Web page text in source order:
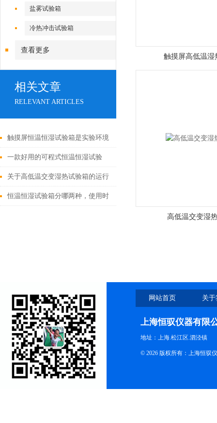
盐雾试验箱
冷热冲击试验箱
查看更多
相关文章
RELEVANT ARTICLES
触摸屏恒温恒湿试验箱是实验环境
控制的理想选择
一款好用的可程式恒温恒湿试验
箱，会执行什么测试标准？
关于高低温交变湿热试验箱的运行
控制系统，我们已经为您整理好
恒温恒湿试验箱分哪两种，使用时
触摸屏高低温湿
高低温交变湿
网站首页 关
上海恒驭仪器有限
地址：上海.松江区.泗泾镇
© 2026 版权所有：上海恒驭